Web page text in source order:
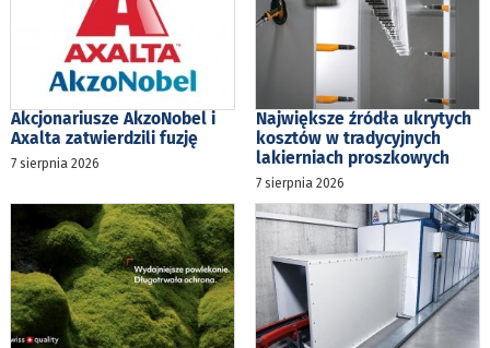
Akcjonariusze AkzoNobel i
Axalta zatwierdzili fuzję
7 sierpnia 2026
Największe źródła ukrytych
kosztów w tradycyjnych
lakierniach proszkowych
7 sierpnia 2026